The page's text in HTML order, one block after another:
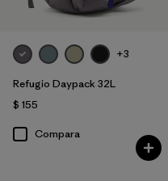
+3
Refugio Daypack 32L
$ 155
Compara